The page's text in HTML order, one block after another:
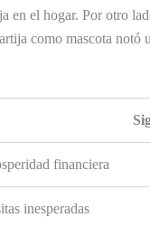
en el hogar. Por otro
como mascota notó
financiera
inesperadas